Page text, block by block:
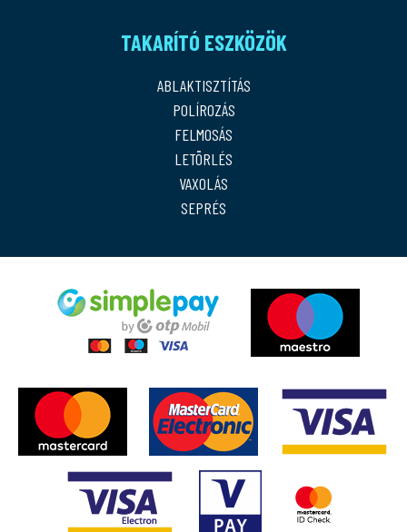
TAKARÍTÓ ESZKÖZÖK
ABLAKTISZTÍTÁS
POLÍROZÁS
FELMOSÁS
LETÖRLÉS
VAXOLÁS
SEPRÉS